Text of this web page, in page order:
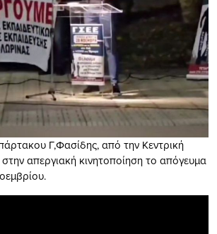
Γ,Φασίδης, από την Κεντρική
απεργιακή κινητοποίηση το απόγευμα